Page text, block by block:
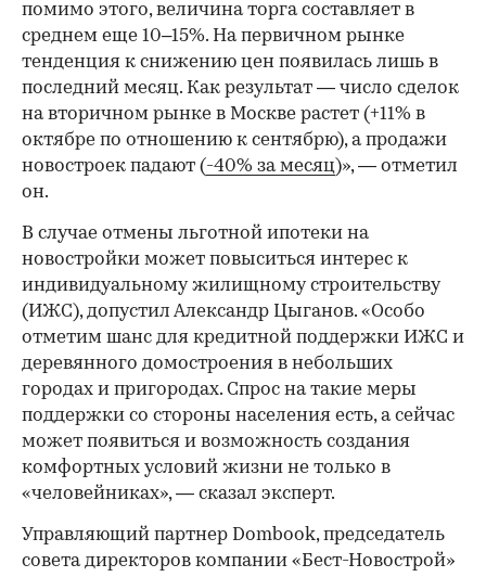
помимо этого, величина торга составляет в
среднем еще 10–15%. На первичном рынке
тенденция к снижению цен появилась лишь в
последний месяц. Как результат — число сделок
на вторичном рынке в Москве растет (+11% в
октябре по отношению к сентябрю), а продажи
новостроек падают (-40% за месяц)», — отметил
он.
В случае отмены льготной ипотеки на
новостройки может повыситься интерес к
индивидуальному жилищному строительству
(ИЖС), допустил Александр Цыганов. «Особо
отметим шанс для кредитной поддержки ИЖС и
деревянного домостроения в небольших
городах и пригородах. Спрос на такие меры
поддержки со стороны населения есть, а сейчас
может появиться и возможность создания
комфортных условий жизни не только в
«человейниках», — сказал эксперт.
Управляющий партнер Dombook, председатель
совета директоров компании «Бест-Новострой»